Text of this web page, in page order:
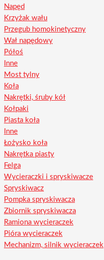
Napęd
Krzyżak wału
Przegub homokinetyczny
Wał napędowy
Półoś
Inne
Most tylny
Koła
Nakrętki, śruby kół
Kołpaki
Piasta koła
Inne
Łożysko koła
Nakrętka piasty
Felga
Wycieraczki i spryskiwacze
Spryskiwacz
Pompka spryskiwacza
Zbiornik spryskiwacza
Ramiona wycieraczek
Pióra wycieraczek
Mechanizm, silnik wycieraczek